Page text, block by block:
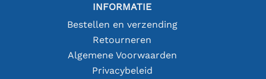
INFORMATIE
Bestellen en verzending
Retourneren
Algemene Voorwaarden
Privacybeleid